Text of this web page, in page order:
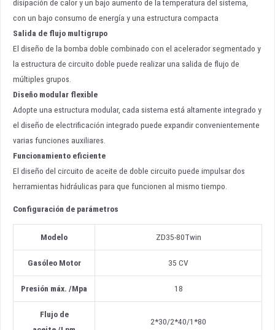
disipación de calor y un bajo aumento de la temperatura del sistema,
con un bajo consumo de energía y una estructura compacta
Salida de flujo multigrupo
El diseño de la bomba doble combinado con el acelerador segmentado y
la estructura de circuito doble puede realizar una salida de flujo de
múltiples grupos.
Diseño modular flexible
Adopte una estructura modular, cada sistema está altamente integrado y
el diseño de electrificación integrado puede expandir convenientemente
varias funciones auxiliares.
Funcionamiento eficiente
El diseño del circuito de aceite de doble circuito puede impulsar dos
herramientas hidráulicas para que funcionen al mismo tiempo.
Configuración de parámetros
Modelo ZD35-80Twin
Gasóleo Motor 35 CV
Presión máx. /Mpa 18
Flujo de
2*30/2*40/1*80